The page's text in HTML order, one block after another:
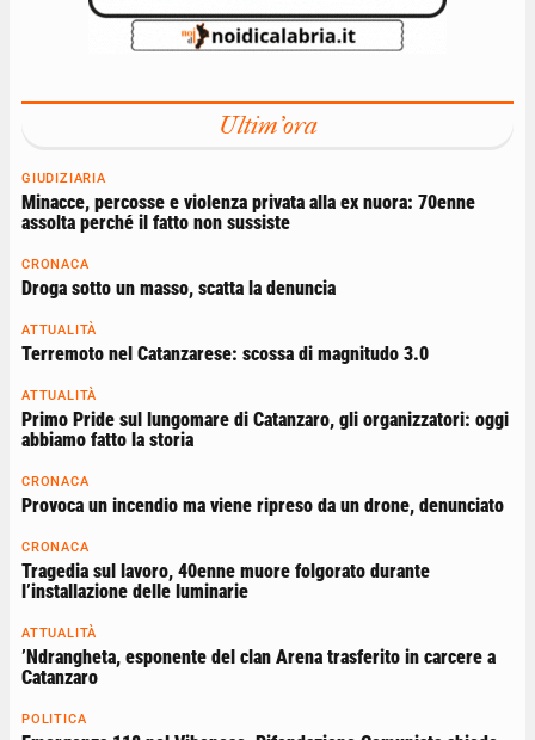
Ultim'ora
GIUDIZIARIA
Minacce, percosse e violenza privata alla ex nuora: 70enne
assolta perché il fatto non sussiste
CRONACA
Droga sotto un masso, scatta la denuncia
ATTUALITÀ
Terremoto nel Catanzarese: scossa di magnitudo 3.0
ATTUALITÀ
Primo Pride sul lungomare di Catanzaro, gli organizzatori: oggi
abbiamo fatto la storia
CRONACA
Provoca un incendio ma viene ripreso da un drone, denunciato
CRONACA
Tragedia sul lavoro, 40enne muore folgorato durante
l’installazione delle luminarie
ATTUALITÀ
’Ndrangheta, esponente del clan Arena trasferito in carcere a
Catanzaro
POLITICA